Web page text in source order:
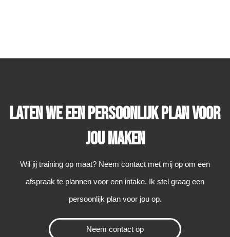
Laten we een persoonlijk plan voor
jou maken
Wil jij training op maat? Neem contact met mij op om een
afspraak te plannen voor een intake. Ik stel graag een
persoonlijk plan voor jou op.
Neem contact op